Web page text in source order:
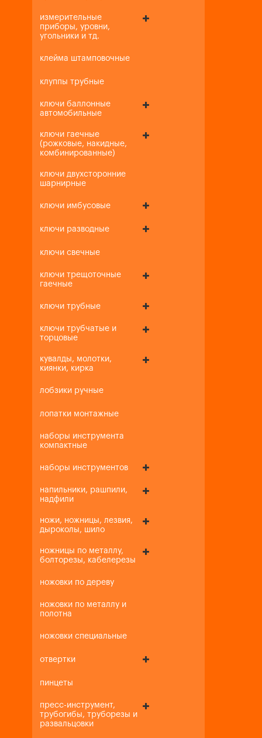
измерительные
приборы, уровни,
угольники и тд.
клейма штамповочные
клуппы трубные
ключи баллонные
автомобильные
ключи гаечные
(рожковые, накидные,
комбинированные)
ключи двухсторонние
шарнирные
ключи имбусовые
ключи разводные
ключи свечные
ключи трещоточные
гаечные
ключи трубные
ключи трубчатые и
торцовые
кувалды, молотки,
киянки, кирка
лобзики ручные
лопатки монтажные
наборы инструмента
компактные
наборы инструментов
напильники, рашпили,
надфили
ножи, ножницы, лезвия,
дыроколы, шило
ножницы по металлу,
болторезы, кабелерезы
ножовки по дереву
ножовки по металлу и
полотна
ножовки специальные
отвертки
пинцеты
пресс-инструмент,
трубогибы, труборезы и
развальцовки